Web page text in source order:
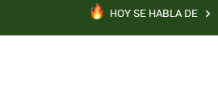
HOY SE HABLA DE